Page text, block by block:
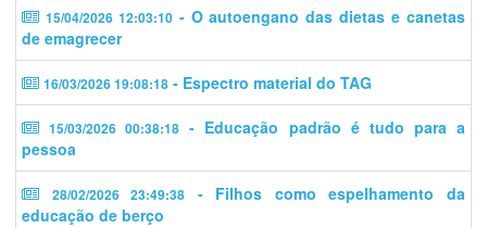
15/04/2026 12:03:10- O autoengano das dietas e canetas
de emagrecer
16/03/2026 19:08:18 - Espectro material do TAG
15/03/2026 00:38:18 - Educação padrão é tudo para a
pessoa
28/02/2026 23:49:38 - Filhos como espelhamento da
educação de berço